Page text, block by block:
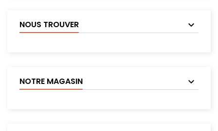
NOUS TROUVER
NOTRE MAGASIN